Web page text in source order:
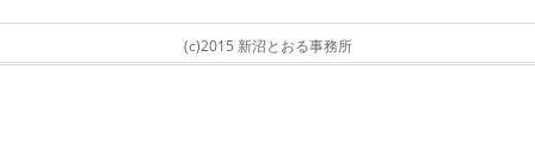
(c)2015 新沼とおる事務所